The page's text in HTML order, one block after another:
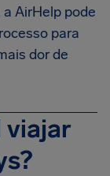
AirHelp pode
para
dor de
viajar